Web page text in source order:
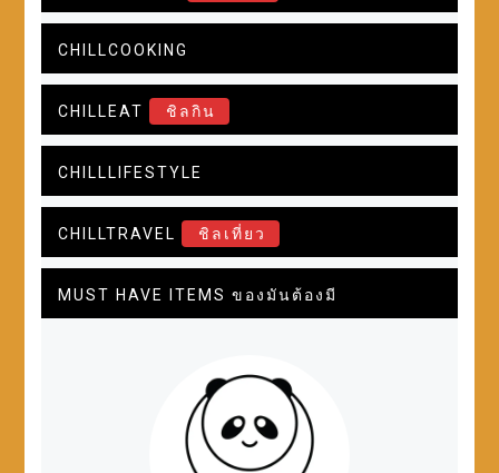
CHILLCOOKING
CHILLEAT ชิลกิน
CHILLLIFESTYLE
CHILLTRAVEL ชิลเที่ยว
MUST HAVE ITEMS ของมันต้องมี